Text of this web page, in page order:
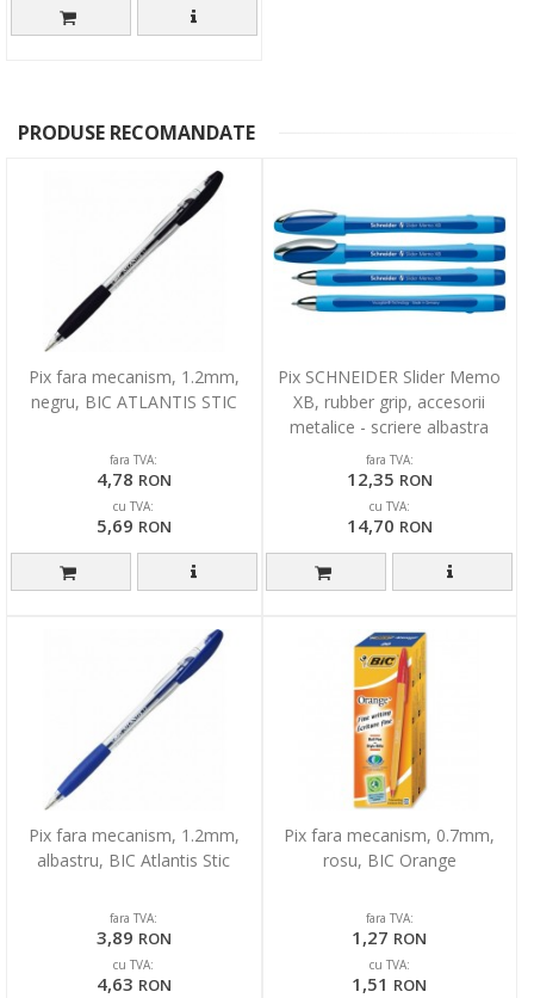
PRODUSE RECOMANDATE
Pix fara mecanism, 1.2mm,
negru, BIC ATLANTIS STIC
fara TVA:
4,78 RON
cu TVA:
5,69 RON
Pix SCHNEIDER Slider Memo
XB, rubber grip, accesorii
metalice - scriere albastra
fara TVA:
12,35 RON
cu TVA:
14,70 RON
Pix fara mecanism, 1.2mm,
albastru, BIC Atlantis Stic
fara TVA:
3,89 RON
cu TVA:
4,63 RON
Pix fara mecanism, 0.7mm,
rosu, BIC Orange
fara TVA:
1,27 RON
cu TVA:
1,51 RON